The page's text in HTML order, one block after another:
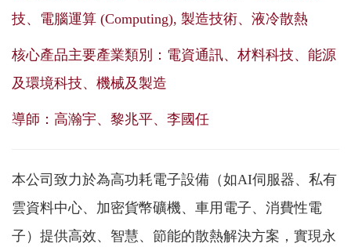
技、電腦運算 (Computing), 製造技術、液冷散熱
核心產品主要產業類別：電資通訊、材料科技、能源
及環境科技、機械及製造
導師： 高瀚宇、黎兆平、李國任
本公司致力於為高功耗電子設備（如AI伺服器、私有
雲資料中心、加密貨幣礦機、車用電子、消費性電
子）提供高效、智慧、節能的散熱解決方案，實現永